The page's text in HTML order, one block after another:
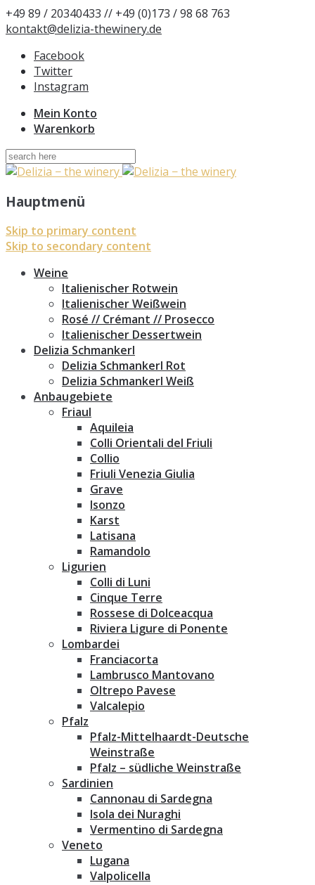
+49 89 / 20340433 // +49 (0)173 / 98 68 763
kontakt@delizia-thewinery.de
Facebook
Twitter
Instagram
Mein Konto
Warenkorb
Suchen
nach:
Hauptmenü
Skip to primary content
Skip to secondary content
Weine
Italienischer Rotwein
Italienischer Weißwein
Rosé // Crémant // Prosecco
Italienischer Dessertwein
Delizia Schmankerl
Delizia Schmankerl Rot
Delizia Schmankerl Weiß
Anbaugebiete
Friaul
Aquileia
Colli Orientali del Friuli
Collio
Friuli Venezia Giulia
Grave
Isonzo
Karst
Latisana
Ramandolo
Ligurien
Colli di Luni
Cinque Terre
Rossese di Dolceacqua
Riviera Ligure di Ponente
Lombardei
Franciacorta
Lambrusco Mantovano
Oltrepo Pavese
Valcalepio
Pfalz
Pfalz-Mittelhaardt-Deutsche
Weinstraße
Pfalz – südliche Weinstraße
Sardinien
Cannonau di Sardegna
Isola dei Nuraghi
Vermentino di Sardegna
Veneto
Lugana
Valpolicella